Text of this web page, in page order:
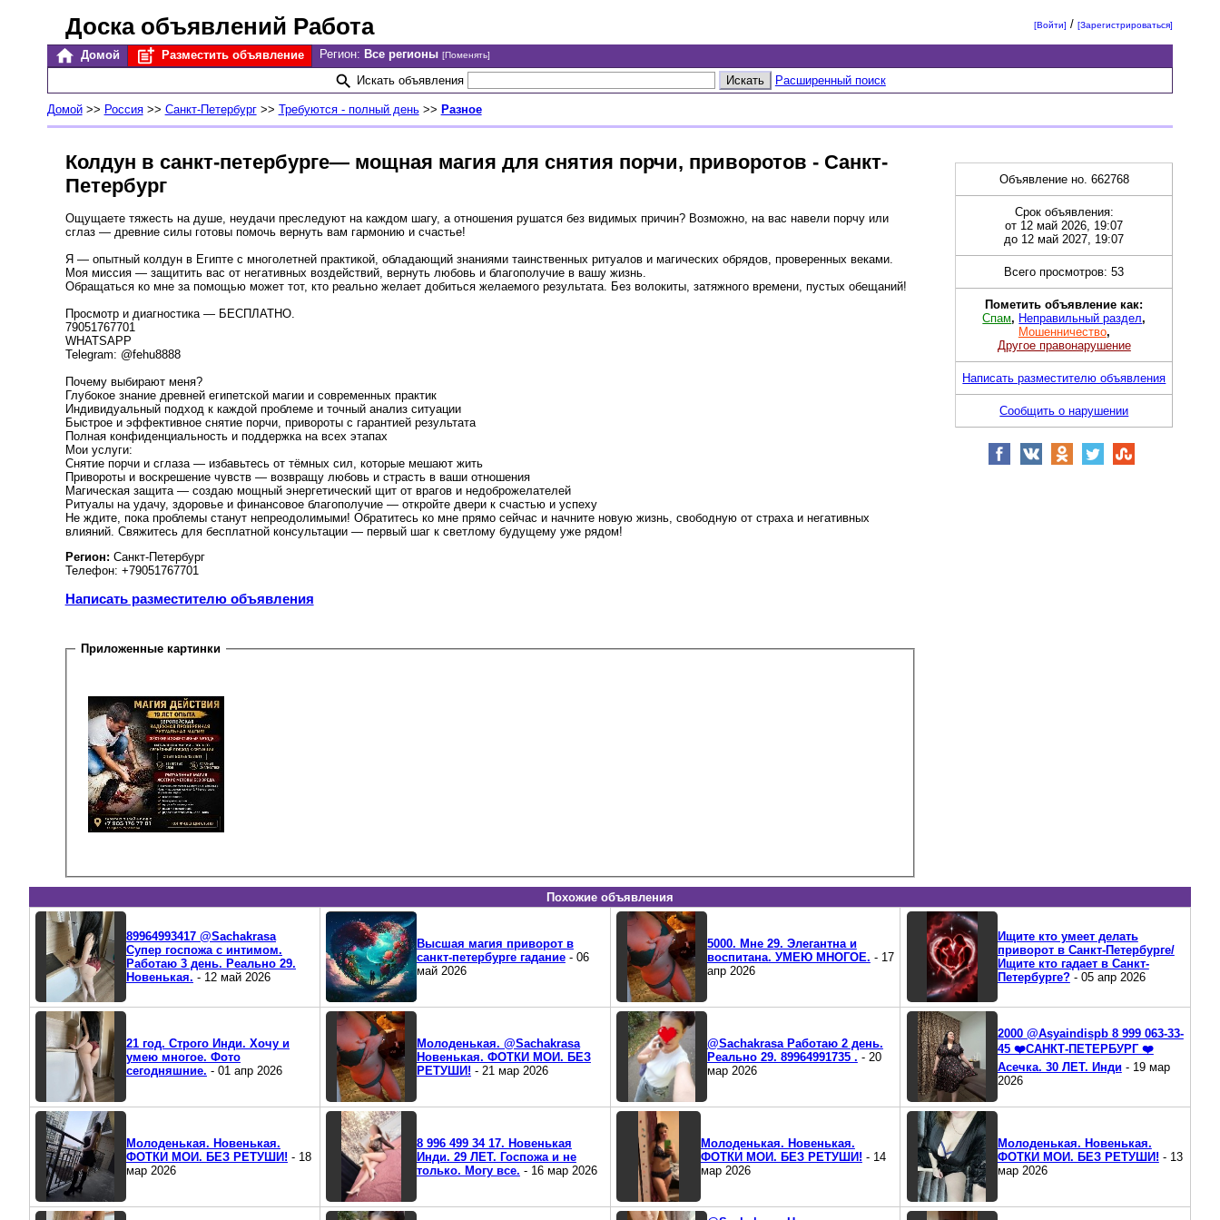
Доска объявлений Работа [Войти] /[Зарегистрироваться]
Домой Разместить объявление Регион: Все регионы [Поменять]
Искать объявления Расширенный поиск
Домой>> Россия>> Санкт-Петербург>> Требуются - полный день>> Разное
Колдун в санкт-петербурге— мощная магия для снятия порчи, приворотов - Санкт-
Петербург
Ощущаете тяжесть на душе, неудачи преследуют на каждом шагу, а отношения рушатся без видимых причин? Возможно, на вас навели порчу или
сглаз — древние силы готовы помочь вернуть вам гармонию и счастье!
Я — опытный колдун в Египте с многолетней практикой, обладающий знаниями таинственных ритуалов и магических обрядов, проверенных веками.
Моя миссия — защитить вас от негативных воздействий, вернуть любовь и благополучие в вашу жизнь.
Обращаться ко мне за помощью может тот, кто реально желает добиться желаемого результата. Без волокиты, затяжного времени, пустых обещаний!
Просмотр и диагностика — БЕСПЛАТНО.
79051767701
WHATSAPP
Telegram: @fehu8888
Почему выбирают меня?
Глубокое знание древней египетской магии и современных практик
Индивидуальный подход к каждой проблеме и точный анализ ситуации
Быстрое и эффективное снятие порчи, привороты с гарантией результата
Полная конфиденциальность и поддержка на всех этапах
Мои услуги:
Снятие порчи и сглаза — избавьтесь от тёмных сил, которые мешают жить
Привороты и воскрешение чувств — возвращу любовь и страсть в ваши отношения
Магическая защита — создаю мощный энергетический щит от врагов и недоброжелателей
Ритуалы на удачу, здоровье и финансовое благополучие — откройте двери к счастью и успеху
Не ждите, пока проблемы станут непреодолимыми! Обратитесь ко мне прямо сейчас и начните новую жизнь, свободную от страха и негативных
влияний. Свяжитесь для бесплатной консультации — первый шаг к светлому будущему уже рядом!
Регион: Санкт-Петербург
Телефон: +79051767701
Написать разместителю объявления
Приложенные картинки
Объявление но. 662768
Срок объявления:
от 12 май 2026, 19:07
до 12 май 2027, 19:07
Всего просмотров: 53
Пометить объявление как:
Спам, Неправильный раздел,
Мошенничество,
Другое правонарушение
Написать разместителю объявления
Сообщить о нарушении
Похожие объявления
89964993417 @Sachakrasa
Супер госпожа с интимом.
Работаю 3 день. Реально 29.
Новенькая. - 12 май 2026
Высшая магия приворот в
санкт-петербурге гадание- 06
май 2026
5000. Мне 29. Элегантна и
воспитана. УМЕЮ МНОГОЕ. - 17
апр 2026
Ищите кто умеет делать
приворот в Санкт-Петербурге/
Ищите кто гадает в Санкт-
Петербурге?- 05 апр 2026
21 год. Строго Инди. Хочу и
умею многое. Фото
сегодняшние. - 01 апр 2026
Молоденькая. @Sachakrasa
Новенькая. ФОТКИ МОИ. БЕЗ
РЕТУШИ! - 21 мар 2026
@Sachakrasa Работаю 2 день.
Реально 29. 89964991735 . - 20
мар 2026
2000 @Asyaindispb 8 999 063-33-
45 ❤️САНКТ-ПЕТЕРБУРГ ❤️
Асечка. 30 ЛЕТ. Инди- 19 мар
2026
Молоденькая. Новенькая.
ФОТКИ МОИ. БЕЗ РЕТУШИ! - 18
мар 2026
8 996 499 34 17. Новенькая
Инди. 29 ЛЕТ. Госпожа и не
только. Могу все. - 16 мар 2026
Молоденькая. Новенькая.
ФОТКИ МОИ. БЕЗ РЕТУШИ! - 14
мар 2026
Молоденькая. Новенькая.
ФОТКИ МОИ. БЕЗ РЕТУШИ! - 13
мар 2026